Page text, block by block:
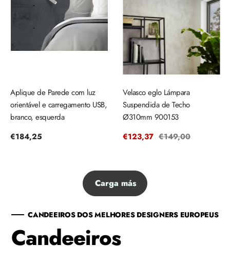
Aplique de Parede com luz
orientável e carregamento USB,
branco, esquerda
Precio
€184,25
Velasco eglo Lámpara
Suspendida de Techo
Ø310mm 900153
Precio
€123,37 Precio
€149,00
Carga más
CANDEEIROS DOS MELHORES DESIGNERS EUROPEUS
Candeeiros